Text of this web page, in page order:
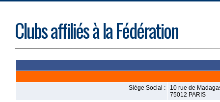
Clubs affiliés à la Fédération
Siège Social :
10 rue de
75012 PARIS